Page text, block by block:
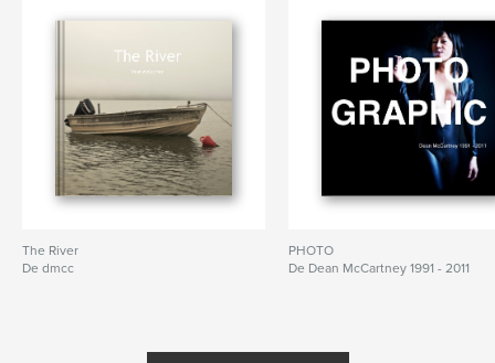
The River
De dmcc
PHOTO
De Dean McCartney 1991 - 2011